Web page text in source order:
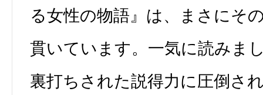
る女性の物語』は、まさにそ
貫いています。一気に読みま
裏打ちされた説得力に圧倒さ